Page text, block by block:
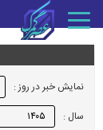
Toggle
navigation
نمایش خبر در روز :
سال :